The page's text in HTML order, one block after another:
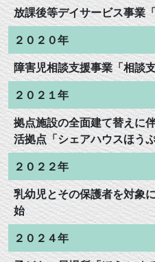
放課後等デイサービス事業
２０２０年
障害児相談支援事業「相談
２０２１年
拠点施設の全面建て替えに
活拠点「シェアハウスほう
２０２２年
乳幼児とその保護者を対象
始
２０２４年